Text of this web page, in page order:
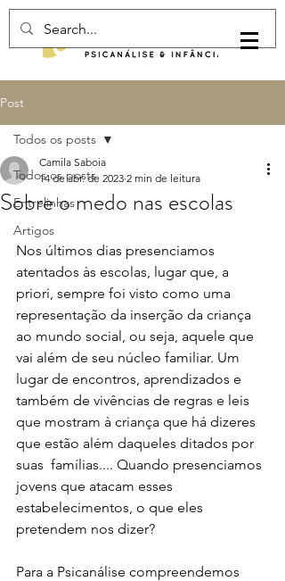
Post
Todos os posts
Entrelinhas
Artigos
Todos os posts
Sobre o medo nas escolas
Camila Saboia
14 de abr. de 2023 2 min de leitura
Nos últimos dias presenciamos
atentados às escolas, lugar que, a
priori, sempre foi visto como uma
representação da inserção da criança
ao mundo social, ou seja, aquele que
vai além de seu núcleo familiar. Um
lugar de encontros, aprendizados e
também de vivências de regras e leis
que mostram à criança que há dizeres
que estão além daqueles ditados por
suas  famílias.... Quando presenciamos
jovens que atacam esses
estabelecimentos, o que eles
pretendem nos dizer?
Para a Psicanálise compreendemos